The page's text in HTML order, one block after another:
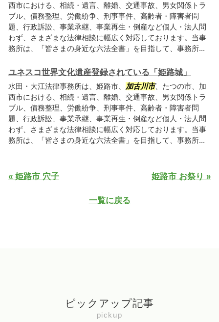
西市における、相続・遺言、離婚、交通事故、男女関係トラ
ブル、債務整理、労働紛争、刑事事件、高齢者・障害者問
題、行政訴訟、事業承継、事業再生・倒産など個人・法人問
わず、さまざまな法律相談に幅広く対応しております。当事
務所は、「皆さまの身近な六法全書」を目指して、事務所...
ユネスコ世界文化遺産登録されている「姫路城」
水田・大江法律事務所は、姫路市、 加古川市、たつの市、加
西市における、相続・遺言、離婚、交通事故、男女関係トラ
ブル、債務整理、労働紛争、刑事事件、高齢者・障害者問
題、行政訴訟、事業承継、事業再生・倒産など個人・法人問
わず、さまざまな法律相談に幅広く対応しております。当事
務所は、「皆さまの身近な六法全書」を目指して、事務所...
« 姫路市 穴子 姫路市 お祭り »
一覧に戻る
ピックアップ記事
pickup